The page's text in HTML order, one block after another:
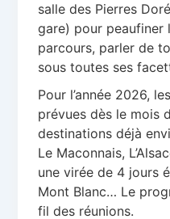
salle des Pierres
gare) pour peaufiner
parcours, parler de
sous toutes ses
Pour l’année 2026,
prévues dès le mois
destinations déjà
Le Maconnais,
une virée de 4 jours
Mont Blanc… Le
fil des réunions.